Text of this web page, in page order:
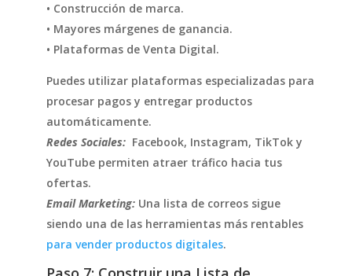
• Construcción de marca.
• Mayores márgenes de ganancia.
• Plataformas de Venta Digital.
Puedes utilizar plataformas especializadas para
procesar pagos y entregar productos
automáticamente.
Redes Sociales: Facebook, Instagram, TikTok y
YouTube permiten atraer tráfico hacia tus
ofertas.
Email Marketing: Una lista de correos sigue
siendo una de las herramientas más rentables
para vender productos digitales.